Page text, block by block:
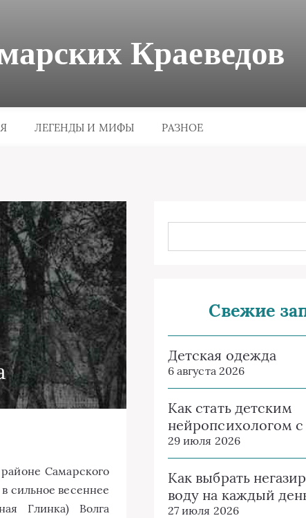
Краеведов
ЛЕГЕНДЫ И МИФЫ РАЗНОЕ
Самарского
сильное весеннее
Глинка) Волга
Свежие
Детская одежда
6 августа 2026
Как стать детским
нейропсихологом с
29 июля 2026
Как выбрать
воду на каждый
27 июля 2026